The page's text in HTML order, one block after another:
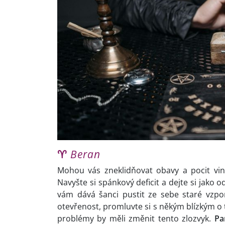
♈ Beran
Mohou vás zneklidňovat obavy a pocit
Navyšte si spánkový deficit a dejte si jako
vám dává šanci pustit ze sebe staré
otevřenost, promluvte si s někým blízkým
problémy by měli změnit tento zlozvyk.